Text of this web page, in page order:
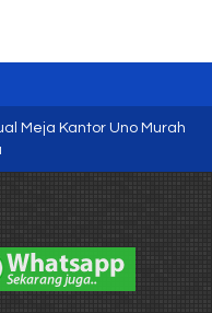
Meja Kantor Uno Murah